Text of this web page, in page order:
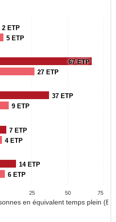
en équivalent temps plein
2 ETP
67 ETP
37 ETP
7 ETP
14 ETP
5 ETP
27 ETP
9 ETP
4 ETP
6 ETP
50
25 75